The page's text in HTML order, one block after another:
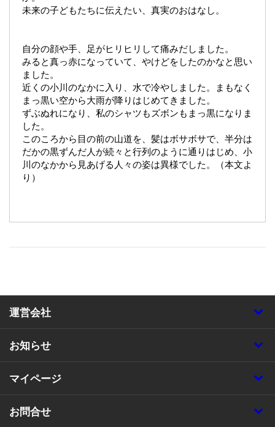
未来の子どもたちに伝えたい、真実のおはなし。
自分の顔や手、足がヒリヒリして痛みだしました。
みると真っ赤になっていて、やけどをしたのかなと思い
ました。
近くの小川のなかに入り、水で冷やしました。まもなく
まっ黒い空から大雨が降りはじめてきました。
ずぶぬれになり、私のシャツもズボンもまっ黒になりま
した。
このころから目の前の山道を、髪はボサボサで、半分は
だかの黒ずんだ人が続々と行列のように通りはじめ、小
川のなかから見あげる人々の姿は異様でした。（本文よ
り）
運営会社
お知らせ
マイページ
お問合せ